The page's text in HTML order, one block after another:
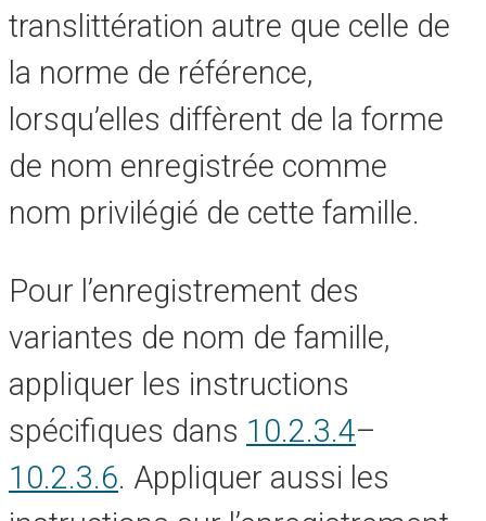
translittération autre que celle de
la norme de référence,
lorsqu’elles diffèrent de la forme
de nom enregistrée comme
nom privilégié de cette famille.
Pour l’enregistrement des
variantes de nom de famille,
appliquer les instructions
spécifiques dans 10.2.3.4–
10.2.3.6. Appliquer aussi les